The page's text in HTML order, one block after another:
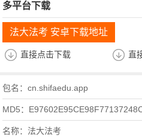
多平台下载
法大法考 安卓下载地址
直接点击下载 直
包名：cn.shifaedu.app
MD5：
名称：法大法考